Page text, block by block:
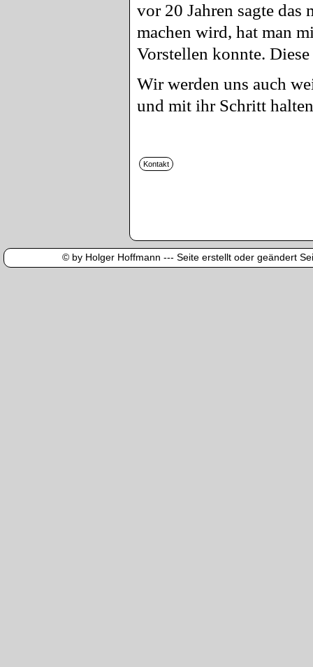
vor 20 Jahren sagte das
machen wird, hat man
Vorstellen konnte.
Wir werden uns auch
und mit ihr Schritt
© by Holger Hoffmann --- Seite erstellt oder geändert